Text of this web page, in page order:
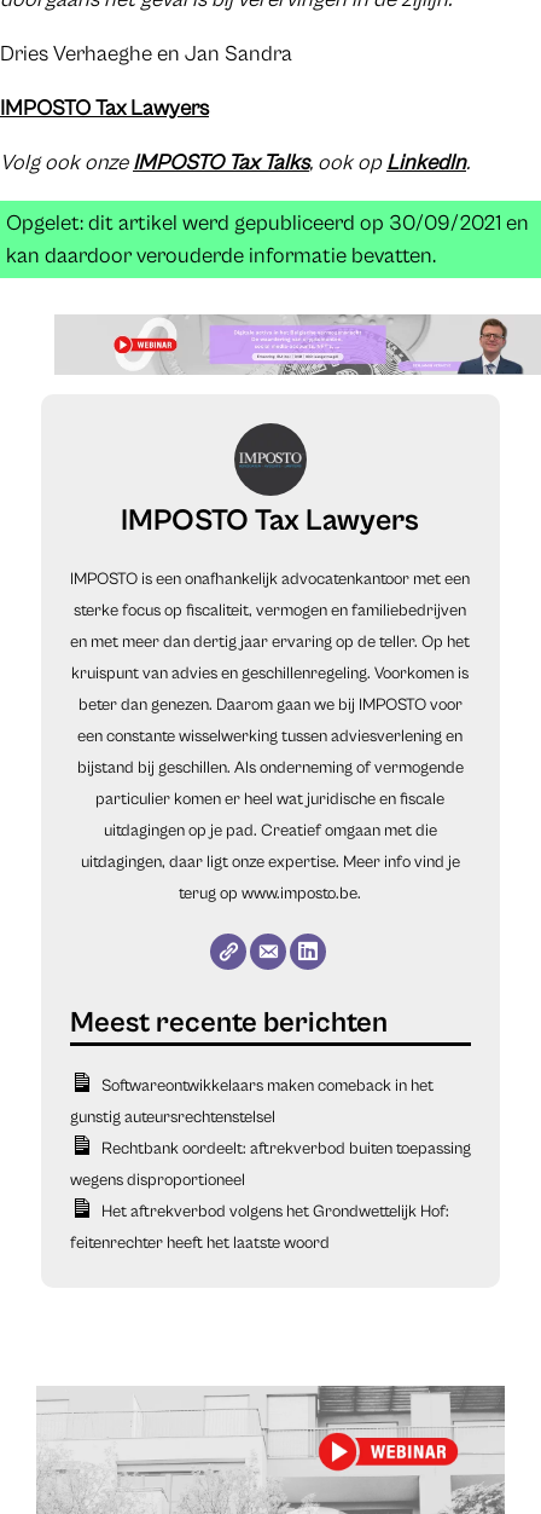
Dries Verhaeghe en Jan Sandra
IMPOSTO Tax Lawyers
Volg ook onzeIMPOSTO Tax Talks, ook opLinkedln.
Opgelet: dit artikel werd gepubliceerd op 30/09/2021 en
kan daardoor verouderde informatie bevatten.
IMPOSTO Tax Lawyers
IMPOSTO is een onafhankelijk advocatenkantoor met een
sterke focus op fiscaliteit, vermogen en familiebedrijven
en met meer dan dertig jaar ervaring op de teller. Op het
kruispunt van advies en geschillenregeling. Voorkomen is
beter dan genezen. Daarom gaan we bij IMPOSTO voor
een constante wisselwerking tussen adviesverlening en
bijstand bij geschillen. Als onderneming of vermogende
particulier komen er heel wat juridische en fiscale
uitdagingen op je pad. Creatief omgaan met die
uitdagingen, daar ligt onze expertise. Meer info vind je
terug op www.imposto.be.
Softwareontwikkelaars maken comeback in het
gunstig auteursrechtenstelsel
Rechtbank oordeelt: aftrekverbod buiten toepassing
wegens disproportioneel
Het aftrekverbod volgens het Grondwettelijk Hof:
feitenrechter heeft het laatste woord